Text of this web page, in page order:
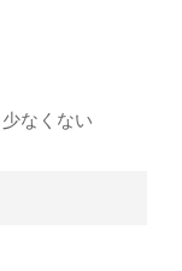
なくない